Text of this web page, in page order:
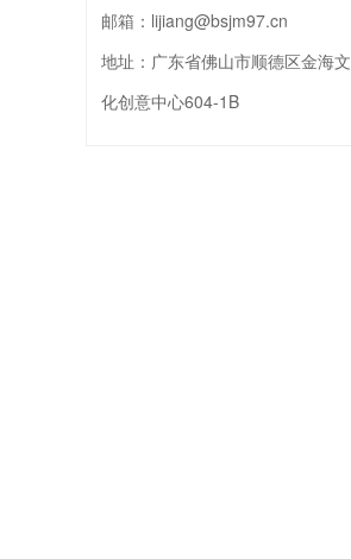
邮箱： lijiang@bsjm97.cn
地址： 广东省佛山市顺德区金海文
化创意中心604-1B